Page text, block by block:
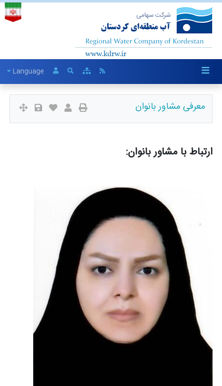
Language
معرفی مشاور بانوان
ارتباط با مشاور بانوان: